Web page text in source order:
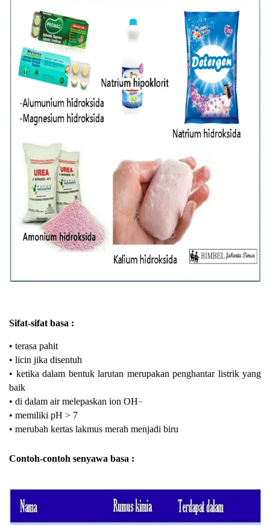
Sifat-sifat basa :
• terasa pahit
• licin jika disentuh
• ketika dalam bentuk larutan merupakan penghantar listrik yang
baik
• di dalam air melepaskan ion OH−
• memiliki pH > 7
• merubah kertas lakmus merah menjadi biru
Contoh-contoh senyawa basa :